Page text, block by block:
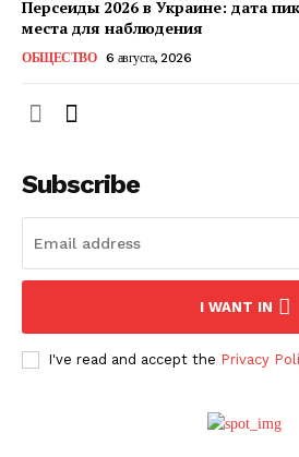
Персеиды 2026 в Украине: дата
места для наблюдения
ОБЩЕСТВО 6 августа, 2026
Subscribe
I WANT IN
I've read and accept the Privacy